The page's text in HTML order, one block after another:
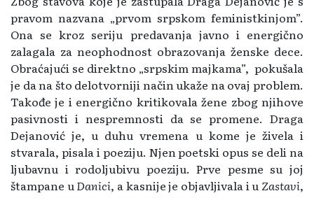
pravom nazvana „prvom srpskom feministkinjom”.
Ona se kroz seriju predavanja javno i energično
zalagala za neophodnost obrazovanja ženske dece.
Obraćajući se direktno „srpskim majkama”, pokušala
je da na što delotvorniji način ukaže na ovaj problem.
Takođe je i energično kritikovala žene zbog njihove
pasivnosti i nespremnosti da se promene. Draga
Dejanović je, u duhu vremena u kome je živela i
stvarala, pisala i poeziju. Njen poetski opus se deli na
ljubavnu i rodoljubivu poeziju. Prve pesme su joj
štampane uDanici, a kasnije je objavljivala i u Zastavi,